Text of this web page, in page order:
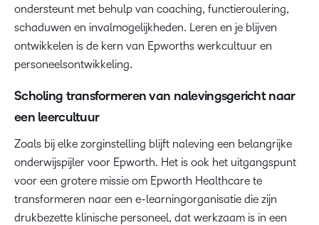
ondersteunt met behulp van coaching, functieroulering,
schaduwen en invalmogelijkheden. Leren en je blijven
ontwikkelen is de kern van Epworths werkcultuur en
personeelsontwikkeling.
Scholing transformeren van nalevingsgericht naar
een leercultuur
Zoals bij elke zorginstelling blijft naleving een belangrijke
onderwijspijler voor Epworth. Het is ook het uitgangspunt
voor een grotere missie om Epworth Healthcare te
transformeren naar een e-learningorganisatie die zijn
drukbezette klinische personeel, dat werkzaam is in een